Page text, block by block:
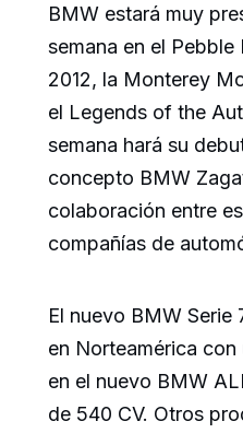
BMW estará muy
semana en el
2012, la Monterey
el Legends of the
semana hará su
concepto BMW
colaboración entre
compañías de
El nuevo BMW Serie
en Norteamérica
en el nuevo BMW
de 540 CV. Otros